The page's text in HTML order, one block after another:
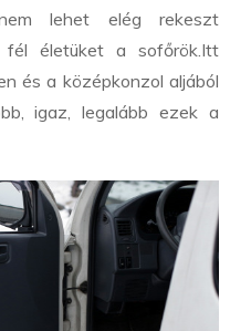
lehet elég rekeszt
életüket a sofőrök. Itt
és a középkonzol aljából
igaz, legalább ezek a